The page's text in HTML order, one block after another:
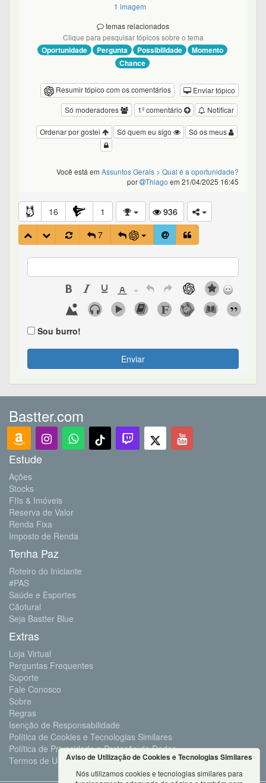
1 imagem
temas relacionados
Clique para pesquisar tópicos sobre o tema
Oportunidade Pergunta Possibilidade
Momento
Chance
Resumir tópico com os comentários
Enviar tópico
Notificar
1º comentário
Só moderadores
Só os meus
Só quem eu sigo
Ordenar por gostei
Você está em Assuntos Gerais > Qual é a oportunidade?
por
Thiago em 21/04/2025 16:45
16 1
936
7
Sou burro!
Enviar
Bastter.com
Estude
Ações
Stocks
FIIs & Imóveis
Reserva de Valor
Renda Fixa
Imposto de Renda
Tenha Paz
Roteiro do Iniciante
#PAS
Saúde e Esportes
Cãotural
Seja Bastter Blue
Extras
Loja Virtual
Perguntas Frequentes
Suporte
Fale Conosco
Sobre
Regras
Isenção de Responsabilidade
Política de Cookies e Tecnologias Similares
Política de Privacidade e Proteção de Dados
Termos de UsoAviso de Utilização de Cookies e Tecnologias Similares
Nós utilizamos cookies e tecnologias similares para